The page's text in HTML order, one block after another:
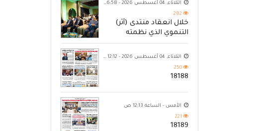
الثلاثاء, 04 أغسطس 2026 - 06:58 م
282
خلال انعقاد منتدى (أثر)
التنموي الذي نظمته
مؤسسة حضرموت
الثلاثاء, 04 أغسطس 2026 - 12:12 ص
250
18188
الأمس - الساعة 12:13 ص
221
18189